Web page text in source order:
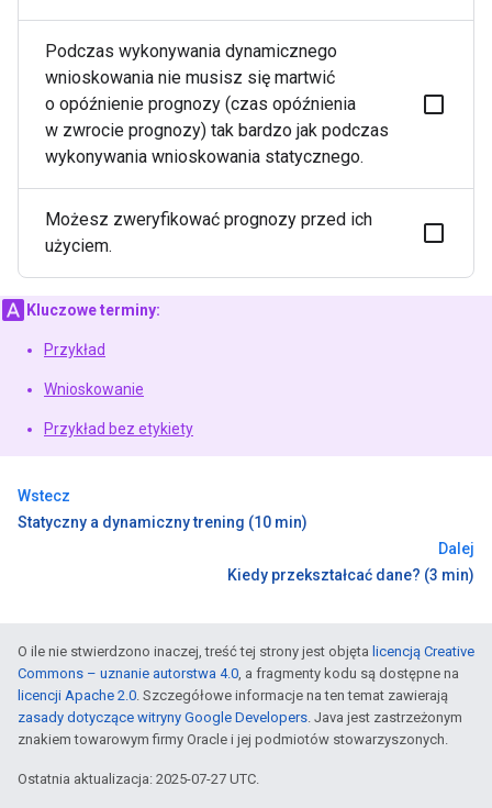
Podczas wykonywania dynamicznego
wnioskowania nie musisz się martwić
o opóźnienie prognozy (czas opóźnienia
w zwrocie prognozy) tak bardzo jak podczas
wykonywania wnioskowania statycznego.
Możesz zweryfikować prognozy przed ich
użyciem.
Kluczowe terminy:
Przykład
Wnioskowanie
Przykład bez etykiety
Wstecz
Statyczny a dynamiczny trening (10 min)
Dalej
Kiedy przekształcać dane? (3 min)
O ile nie stwierdzono inaczej, treść tej strony jest objęta licencją Creative
Commons – uznanie autorstwa 4.0 , a fragmenty kodu są dostępne na
licencji Apache 2.0 . Szczegółowe informacje na ten temat zawierają
zasady dotyczące witryny Google Developers . Java jest zastrzeżonym
znakiem towarowym firmy Oracle i jej podmiotów stowarzyszonych.
Ostatnia aktualizacja: 2025-07-27 UTC.